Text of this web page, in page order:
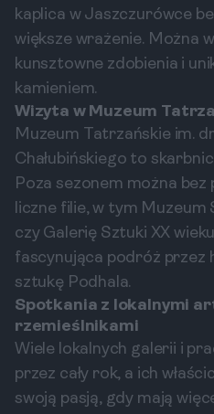
kaplica w Jaszczurówce
większe wrażenie. Można
kunsztowne zdobienia i
kamieniem.
Wizyta w Muzeum
Muzeum Tatrzańskie im.
Chałubińskiego to
Poza sezonem można
liczne filie, w tym Muzeum
czy Galerię Sztuki XX
fascynująca podróż przez
sztukę Podhala.
Spotkania z lokalnymi
rzemieślnikami
Wiele lokalnych galerii i
przez cały rok, a ich
swoją pasją, gdy mają